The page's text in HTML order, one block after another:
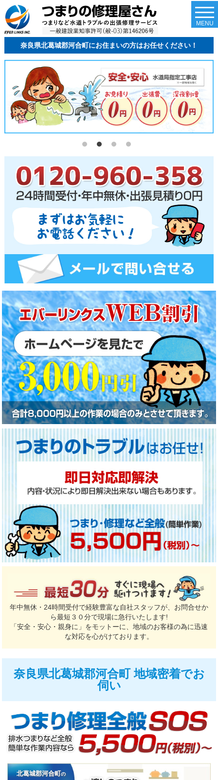
奈良県北葛城郡河合町にお住まいの方はお任せください！
MENU
年中無休・24時間受付で経験豊富な自社スタッフが、お問合せか
ら最短３０分で現場に急行いたします!
「安全・安心・親身に」をモットーに、地域のお客様の為に迅速
な対応を心がけております。
奈良県北葛城郡河合町 地域密着でお
伺い
北葛城郡河合町の